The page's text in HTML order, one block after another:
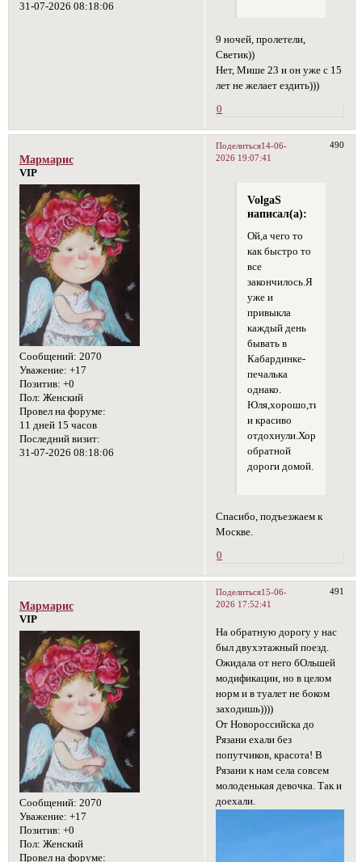
31-07-2026 08:18:06
9 ночей, пролетели,
Светик))
Нет, Мише 23 и он уже с 15
лет не желает ездить)))
0
Поделиться 490
14-06-
2026 19:07:41
Мармарис
VIP
Сообщений: 2070
Уважение: +17
Позитив: +0
Пол: Женский
Провел на форуме:
11 дней 15 часов
Последний визит:
31-07-2026 08:18:06
VolgaS
написал(а):
Ой,а чего то
как быстро то
все
закончилось.Я
уже и
привыкла
каждый день
бывать в
Кабардинке-
печалька
однако.
и красиво
отдохнули.Хорошей
обратной
дороги домой.
Спасибо, подъезжаем к
Москве.
0
Поделиться 491
15-06-
2026 17:52:41
Мармарис
VIP
Сообщений: 2070
Уважение: +17
Позитив: +0
Пол: Женский
Провел на форуме:
На обратную дорогу у нас
был двухэтажный поезд.
Ожидала от него бОльшей
модификации, но в целом
норм и в туалет не боком
заходишь))))
От Новороссийска до
Рязани ехали без
попутчиков, красота! В
Рязани к нам села совсем
молоденькая девочка. Так и
доехали.